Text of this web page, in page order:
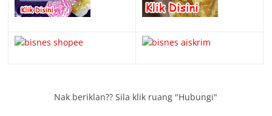
Nak beriklan?? Sila klik ruang "Hubungi"